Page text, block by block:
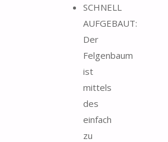
SCHNELL
AUFGEBAUT:
Der
Felgenbaum
ist
mittels
des
einfach
zu